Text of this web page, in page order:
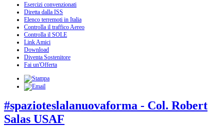
Esercizi convenzionati
Diretta dalla ISS
Elenco terremoti in Italia
Controlla il traffico Aereo
Controlla il SOLE
Link Amici
Download
Diventa Sostenitore
Fai un'Offerta
#spazioteslalanuovaforma - Col. Robert
Salas USAF